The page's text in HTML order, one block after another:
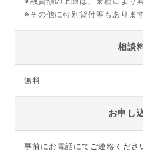
※その他に特別貸付等もありま
相談
無料
お申し
事前にお電話にてご連絡くださ